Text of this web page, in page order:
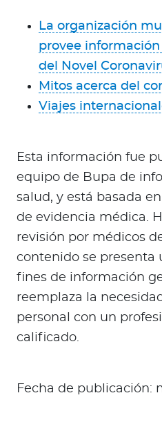
La organización
provee
del Novel
Mitos acerca del
Viajes
Esta información fue
equipo de Bupa de
salud, y está basada
de evidencia médica.
revisión por médicos
contenido se presenta
fines de información
reemplaza la
personal con un
calificado.
Fecha de publicación: